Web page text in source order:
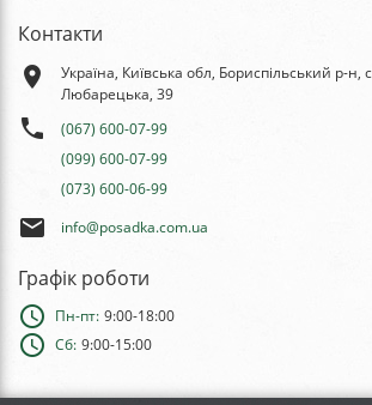
Контакти
place
Україна, Київська обл, Бориспільський р-н,
Любарецька, 39
phone
(067) 600-07-99
(099) 600-07-99
(073) 600-06-99
email info@posadka.com.ua
Графік роботи
schedule Пн-пт: 9:00-18:00
schedule Сб: 9:00-15:00